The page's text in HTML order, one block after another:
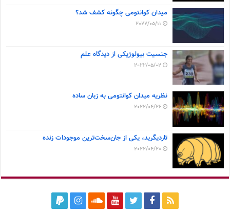
میدان کوانتومی چگونه کشف شد؟
2022/05/11
جنسیت بیولوژیکی از دیدگاه علم
2022/05/02
نظریه میدان کوانتومی به زبان ساده
2022/04/26
تاردیگرید، یکی از جان‌سخت‌ترین موجودات زنده
2022/04/20